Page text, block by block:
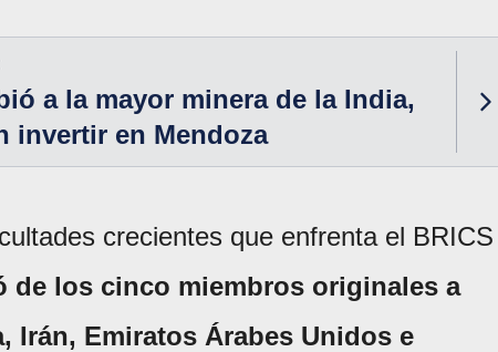
a la mayor minera de la India,
invertir en Mendoza
crecientes que enfrenta el BRICS
de los cinco miembros originales a
Emiratos Árabes Unidos e